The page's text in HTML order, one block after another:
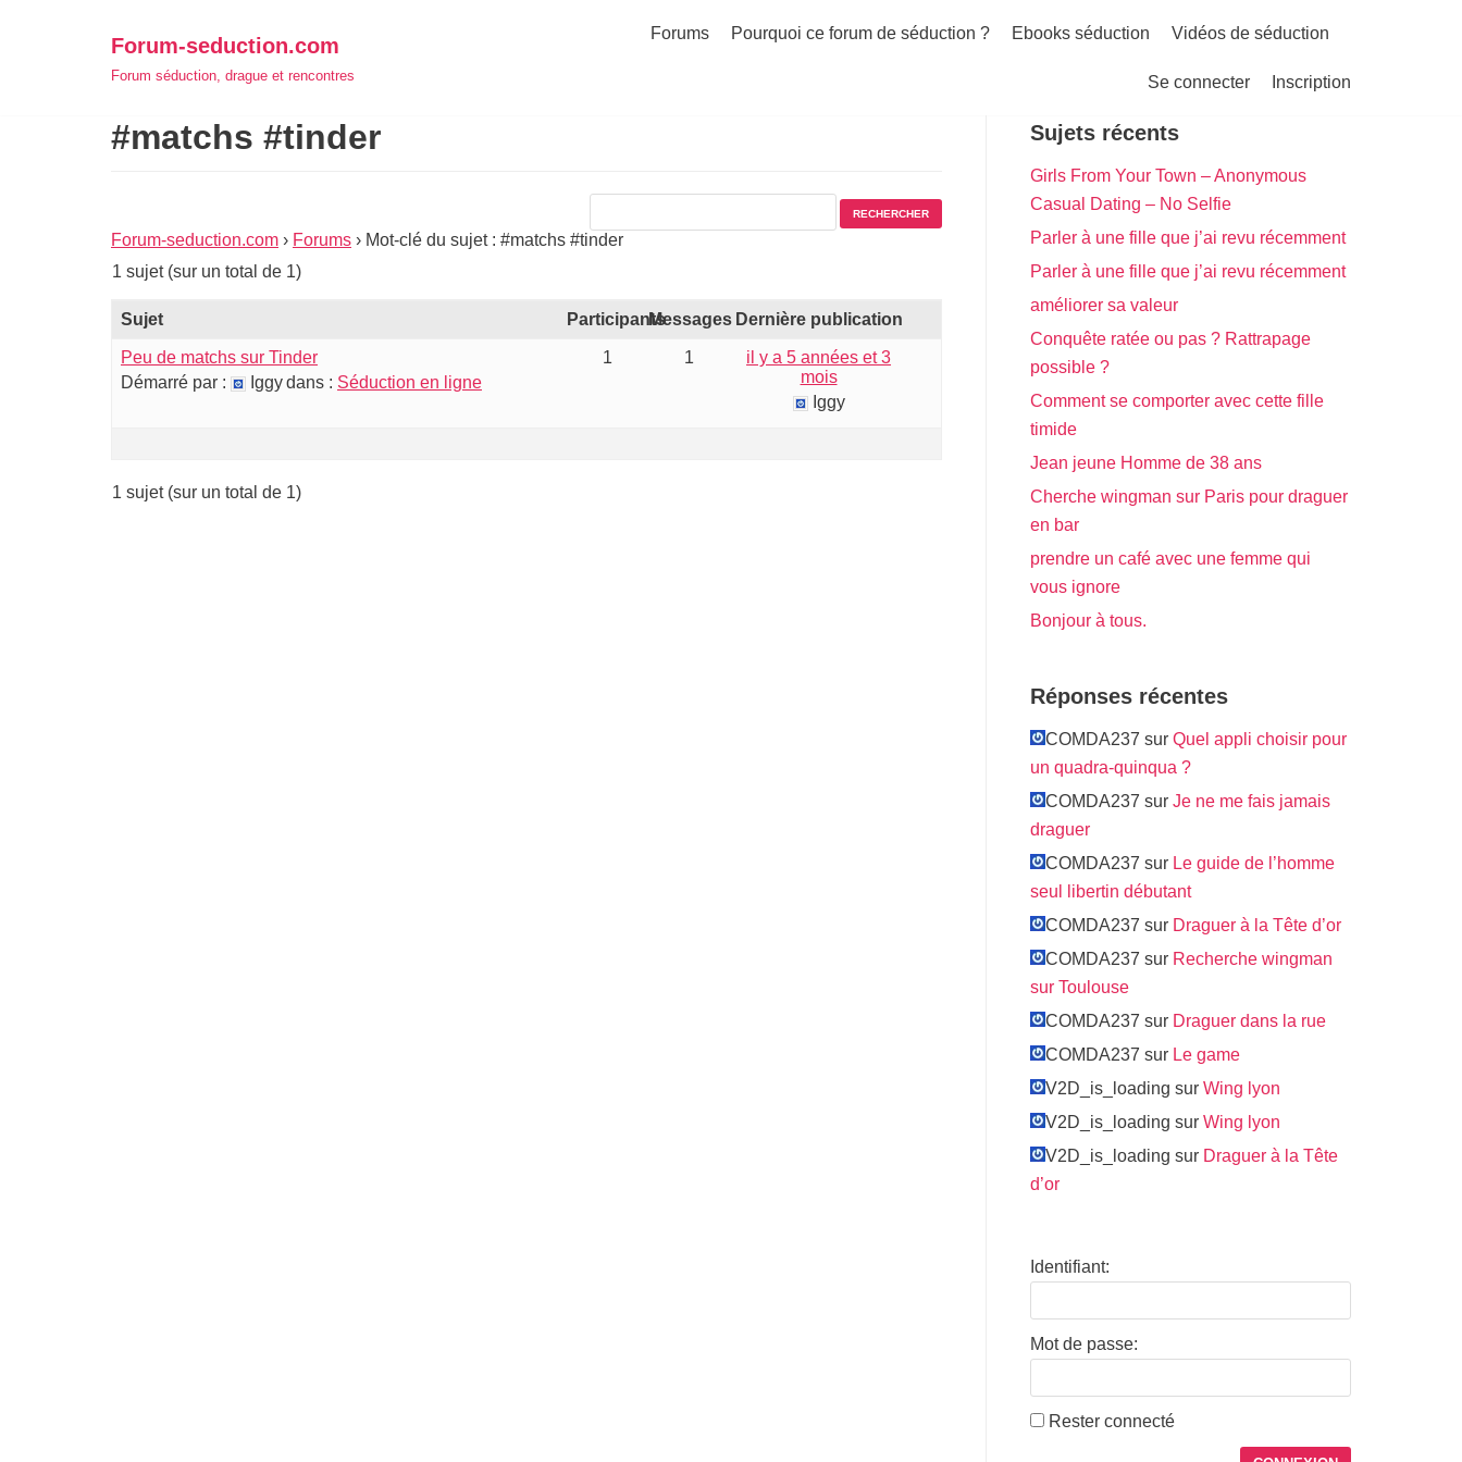
Forum-seduction.com
Forum séduction, drague et rencontres
Forums Pourquoi ce forum de séduction ? Ebooks séduction Vidéos de séduction
Se connecter Inscription
#matchs #tinder
Forum-seduction.com › Forums › Mot-clé du sujet : #matchs #tinder
1 sujet (sur un total de 1)
Sujet ParticipantsMessages Dernière publication
Peu de matchs sur Tinder
Démarré par :
Iggydans : Séduction en ligne
1 1
il y a 5 années et 3
mois
Iggy
1 sujet (sur un total de 1)
Sujets récents
Girls From Your Town – Anonymous
Casual Dating – No Selfie
Parler à une fille que j’ai revu récemment
Parler à une fille que j’ai revu récemment
améliorer sa valeur
Conquête ratée ou pas ? Rattrapage
possible ?
Comment se comporter avec cette fille
timide
Jean jeune Homme de 38 ans
Cherche wingman sur Paris pour draguer
en bar
prendre un café avec une femme qui
vous ignore
Bonjour à tous.
Réponses récentes
COMDA237 sur Quel appli choisir pour
un quadra-quinqua ?
COMDA237 sur Je ne me fais jamais
draguer
COMDA237 sur Le guide de l’homme
seul libertin débutant
COMDA237 sur Draguer à la Tête d’or
COMDA237 sur Recherche wingman
sur Toulouse
COMDA237 sur Draguer dans la rue
COMDA237 sur Le game
V2D_is_loading sur Wing lyon
V2D_is_loading sur Wing lyon
V2D_is_loading sur Draguer à la Tête
d’or
Identifiant:
Mot de passe:
Rester connecté